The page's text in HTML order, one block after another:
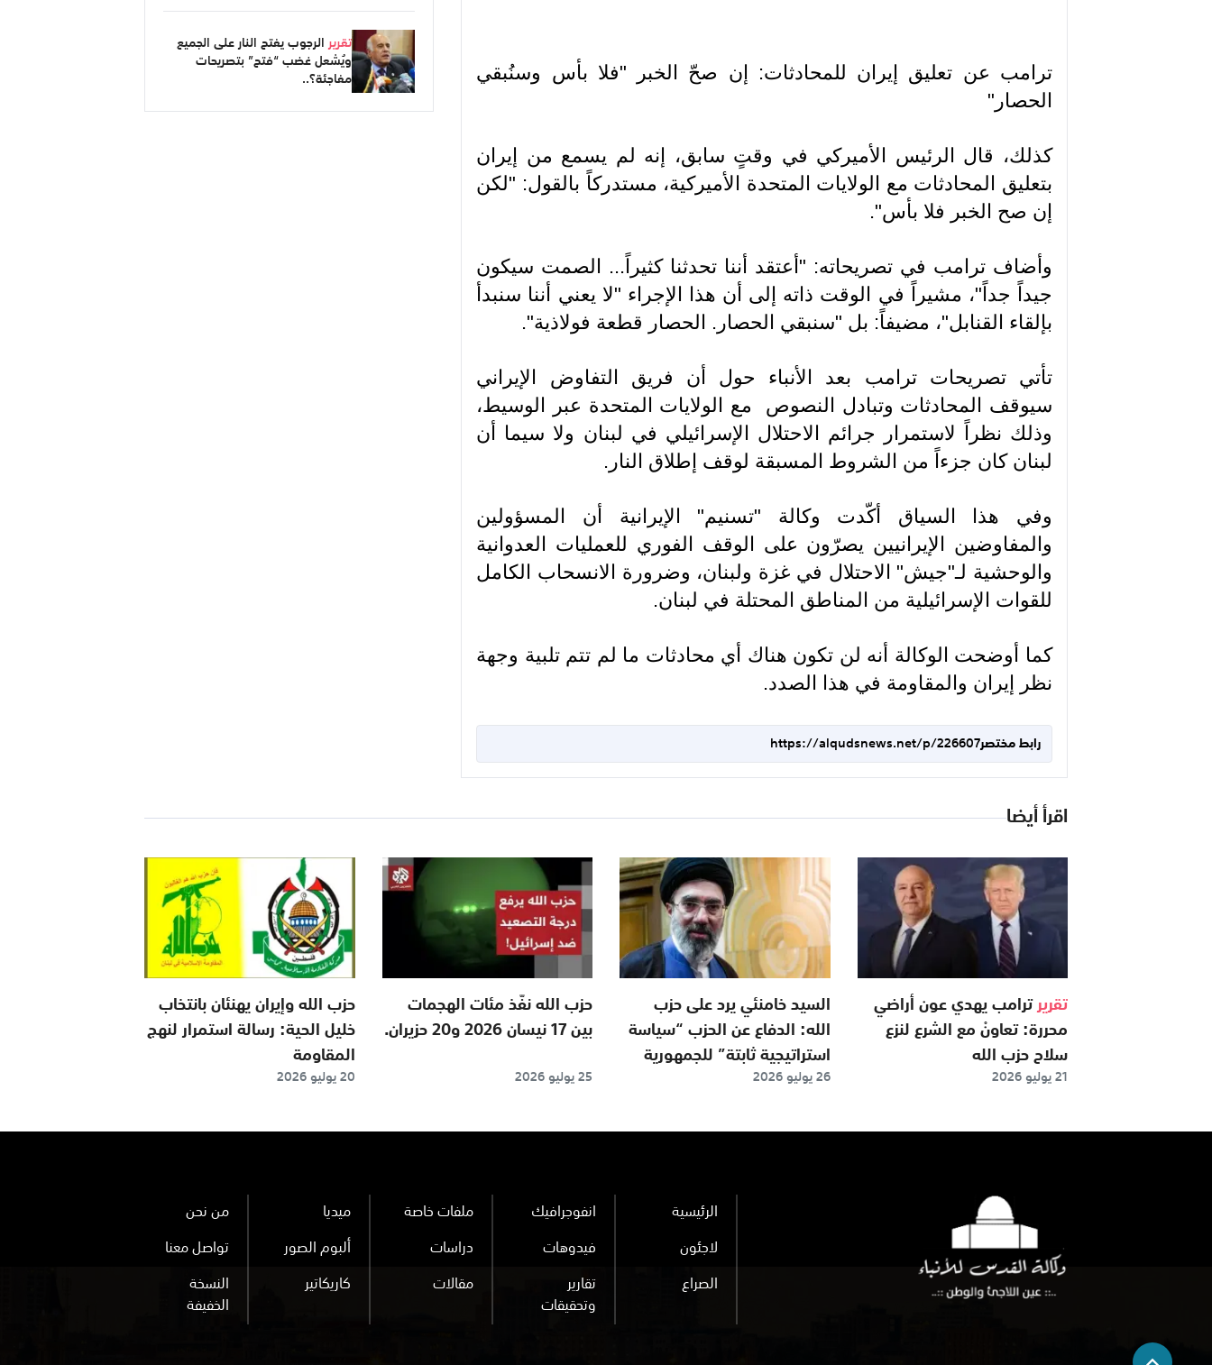
ترامب عن تعليق إيران للمحادثات: إن صحّ الخبر "فلا بأس وسنُبقي
الحصار"
كذلك، قال الرئيس الأميركي في وقتٍ سابق، إنه لم يسمع من إيران
بتعليق المحادثات مع الولايات المتحدة الأميركية، مستدركاً بالقول: "لكن
إن صح الخبر فلا بأس".
وأضاف ترامب في تصريحاته: "أعتقد أننا تحدثنا كثيراً... الصمت سيكون
جيداً جداً"، مشيراً في الوقت ذاته إلى أن هذا الإجراء "لا يعني أننا سنبدأ
بإلقاء القنابل"، مضيفاً: بل "سنبقي الحصار. الحصار قطعة فولاذية".
تأتي تصريحات ترامب بعد الأنباء حول أن فريق التفاوض الإيراني
سيوقف المحادثات وتبادل النصوص مع الولايات المتحدة عبر الوسيط،
وذلك نظراً لاستمرار جرائم الاحتلال الإسرائيلي في لبنان ولا سيما أن
لبنان كان جزءاً من الشروط المسبقة لوقف إطلاق النار.
وفي هذا السياق أكّدت وكالة "تسنيم" الإيرانية أن المسؤولين
والمفاوضين الإيرانيين يصرّون على الوقف الفوري للعمليات العدوانية
والوحشية لـ"جيش" الاحتلال في غزة ولبنان، وضرورة الانسحاب الكامل
للقوات الإسرائيلية من المناطق المحتلة في لبنان.
كما أوضحت الوكالة أنه لن تكون هناك أي محادثات ما لم تتم تلبية وجهة
نظر إيران والمقاومة في هذا الصدد.
رابط مختصرhttps://alqudsnews.net/p/226607
تقرير الرجوب يفتح النار على الجميع
ويُشعل غضب “فتح” بتصريحات
مفاجئة؟..
اقرأ أيضا
تقرير ترامب يهدي عون أراضي
محررة: تعاونْ مع الشرع لنزع
سلاح حزب الله
21 يوليو 2026
السيد خامنئي يرد على حزب
الله: الدفاع عن الحزب “سياسة
استراتيجية ثابتة” للجمهورية
الإسلامية
26 يوليو 2026
حزب الله نفّذ مئات الهجمات
بين 17 نيسان 2026 و20 حزيران.
25 يوليو 2026
حزب الله وإيران يهنئان بانتخاب
خليل الحية: رسالة استمرار لنهج
المقاومة
20 يوليو 2026
الرئيسية انفوجرافيك ملفات خاصة ميديا من نحن
لاجئون فيدوهات دراسات ألبوم الصور تواصل معنا
الصراع
تقارير
وتحقيقات
مقالات كاريكاتير
النسخة
الخفيفة